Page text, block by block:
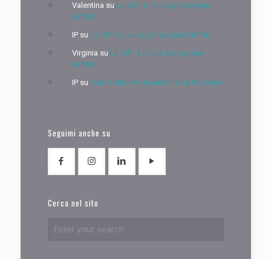
Valentina su La CAF e l’aiuto per pagare
l’affitto
IPsu La CAF e l’aiuto per pagare l’affitto
Virginia su La CAF e l’aiuto per pagare
l’affitto
IPsu Come ottenere la nazionalità francese
Seguimi anche su
Cerca nel sito